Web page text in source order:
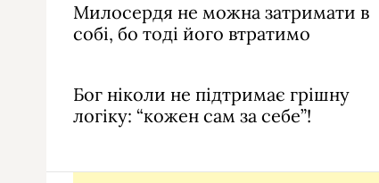
Милосердя не можна затримати в
собі, бо тоді його втратимо
Бог ніколи не підтримає грішну
логіку: “кожен сам за себе”!